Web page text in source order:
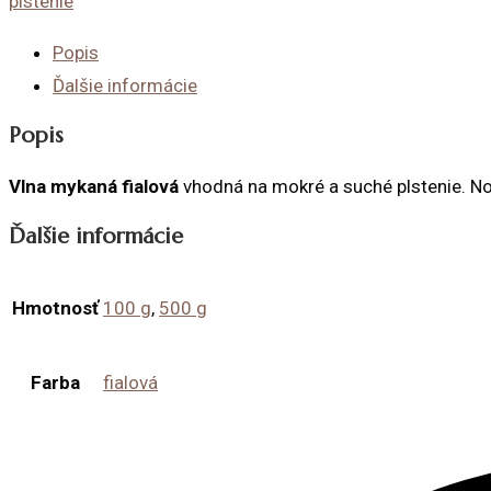
Popis
Ďalšie informácie
Popis
Vlna mykaná fialová vhodná na mokré a suché plstenie.
Ďalšie informácie
Hmotnosť 100 g, 500 g
Farba fialová